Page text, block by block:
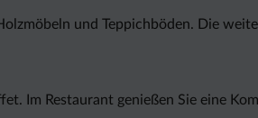
und Teppichböden. Die
Im Restaurant genießen Sie eine